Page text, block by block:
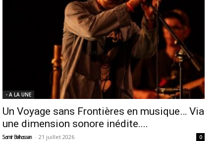
- A LA UNE
Un Voyage sans Frontières en musique… Via
une dimension sonore inédite....
Samir Belhassen - 21 juillet 2026 0